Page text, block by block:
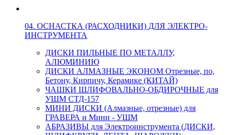
04. ОСНАСТКА (РАСХОДНИКИ) ДЛЯ ЭЛЕКТРО-
ИНСТРУМЕНТА
ДИСКИ ПИЛЬНЫЕ ПО МЕТАЛЛУ,
АЛЮМИНИЮ
ДИСКИ АЛМАЗНЫЕ ЭКОНОМ Отрезные, по,
Бетону, Кирпичу, Керамике (КИТАЙ)
ЧАШКИ ШЛИФОВАЛЬНО-ОБДИРОЧНЫЕ для
УШМ СТД-157
МИНИ ДИСКИ (Алмазные, отрезные) для
ГРАВЕРА и Мини - УШМ
АБРАЗИВЫ для Электроинструмента (ДИСКИ,